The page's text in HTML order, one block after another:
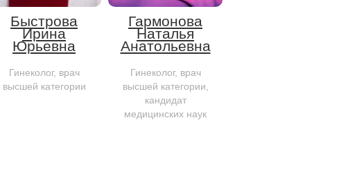
Быстрова
Ирина
Юрьевна
Гинеколог, врач
высшей категории
Гармонова
Наталья
Анатольевна
Гинеколог, врач
высшей категории,
кандидат
медицинских наук